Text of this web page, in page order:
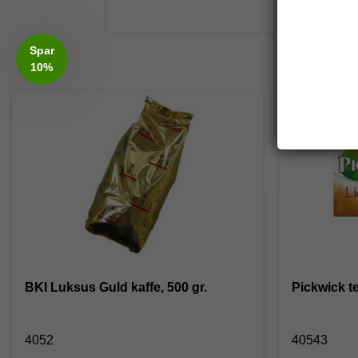
BKI Luksus Guld kaffe, 500 gr.
4052
Pickwick
40543
Spar
10%